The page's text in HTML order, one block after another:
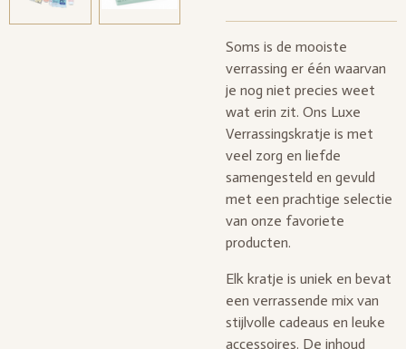
Soms is de mooiste
verrassing er één waarvan
je nog niet precies weet
wat erin zit. Ons Luxe
Verrassingskratje is met
veel zorg en liefde
samengesteld en gevuld
met een prachtige selectie
van onze favoriete
producten.
Elk kratje is uniek en bevat
een verrassende mix van
stijlvolle cadeaus en leuke
accessoires. De inhoud